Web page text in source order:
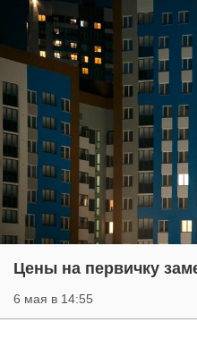
Цены на первичку
6 мая в 14:55